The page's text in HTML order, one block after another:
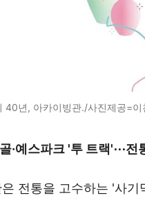
40년, 아카이빙관./사진제공=이
·예스파크 '투 트랙'⋯전
전통을 고수하는 '사기